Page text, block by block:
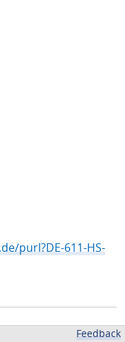
purl?DE-611-HS-
Feedback